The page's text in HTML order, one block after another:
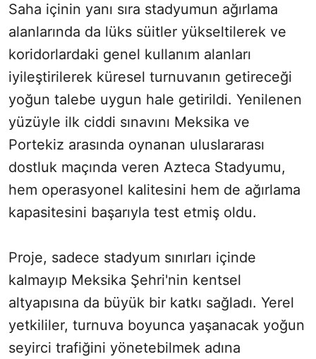
Saha içinin yanı sıra stadyumun ağırlama
alanlarında da lüks süitler yükseltilerek ve
koridorlardaki genel kullanım alanları
iyileştirilerek küresel turnuvanın getireceği
yoğun talebe uygun hale getirildi. Yenilenen
yüzüyle ilk ciddi sınavını Meksika ve
Portekiz arasında oynanan uluslararası
dostluk maçında veren Azteca Stadyumu,
hem operasyonel kalitesini hem de ağırlama
kapasitesini başarıyla test etmiş oldu.
Proje, sadece stadyum sınırları içinde
kalmayıp Meksika Şehri'nin kentsel
altyapısına da büyük bir katkı sağladı. Yerel
yetkililer, turnuva boyunca yaşanacak yoğun
seyirci trafiğini yönetebilmek adına